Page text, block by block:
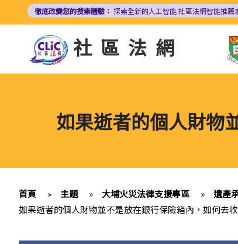
徹底改變您的搜索體驗： 探索全新的人工智能社區法網智能推薦
社區法網
如果逝者的個人財物
首頁 » 主題 » 大埔火災法律支援專區 » 遺產
如果逝者的個人財物並不是放在銀行保險箱內，如何去